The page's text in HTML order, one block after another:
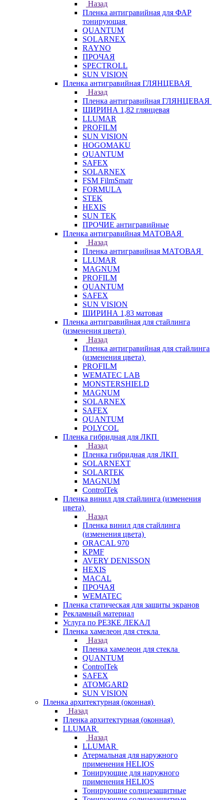
Назад
Пленка антигравийная для ФАР
тонирующая
QUANTUM
SOLARNEX
RAYNO
ПРОЧАЯ
SPECTROLL
SUN VISION
Пленка антигравийная ГЛЯНЦЕВАЯ
Назад
Пленка антигравийная ГЛЯНЦЕВАЯ
ШИРИНА 1,82 глянцевая
LLUMAR
PROFILM
SUN VISION
HOGOMAKU
QUANTUM
SAFEX
SOLARNEX
FSM FilmSmatr
FORMULA
STEK
HEXIS
SUN TEK
ПРОЧИЕ антигравийные
Пленка антигравийная МАТОВАЯ
Назад
Пленка антигравийная МАТОВАЯ
LLUMAR
MAGNUM
PROFILM
QUANTUM
SAFEX
SUN VISION
ШИРИНА 1,83 матовая
Пленка антигравийная для стайлинга
(изменения цвета)
Назад
Пленка антигравийная для стайлинга
(изменения цвета)
PROFILM
WEMATEC LAB
MONSTERSHIELD
MAGNUM
SOLARNEX
SAFEX
QUANTUM
POLYCOL
Пленка гибридная для ЛКП
Назад
Пленка гибридная для ЛКП
SOLARNEXT
SOLARTEK
MAGNUM
ControlTek
Пленка винил для стайлинга (изменения
цвета)
Назад
Пленка винил для стайлинга
(изменения цвета)
ORACAL 970
KPMF
AVERY DENISSON
HEXIS
MACAL
ПРОЧАЯ
WEMATEC
Пленка статическая для защиты экранов
Рекламный материал
Услуга по РЕЗКЕ ЛЕКАЛ
Пленка хамелеон для стекла
Назад
Пленка хамелеон для стекла
QUANTUM
ControlTek
SAFEX
ATOMGARD
SUN VISION
Пленка архитектурная (оконная)
Назад
Пленка архитектурная (оконная)
LLUMAR
Назад
LLUMAR
Атермальная для наружного
применения HELIOS
Тонирующие для наружного
применения HELIOS
Тонирующие солнцезащитные